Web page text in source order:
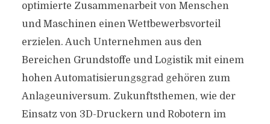
optimierte Zusammenarbeit von Menschen
und Maschinen einen Wettbewerbsvorteil
erzielen. Auch Unternehmen aus den
Bereichen Grundstoffe und Logistik mit einem
hohen Automatisierungsgrad gehören zum
Anlageuniversum. Zukunftsthemen, wie der
Einsatz von 3D-Druckern und Robotern im